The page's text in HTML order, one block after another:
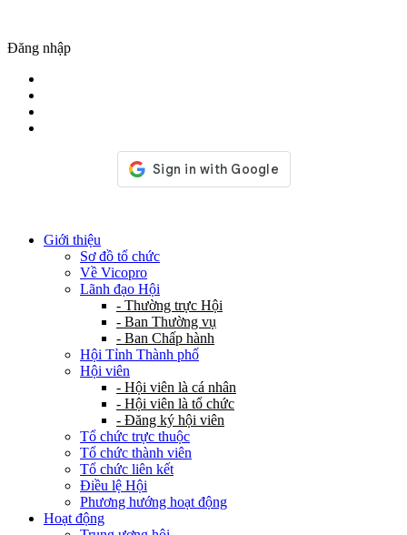
Đăng nhập
Giới thiệu
Sơ đồ tổ chức
Về Vicopro
Lãnh đạo Hội
- Thường trực Hội
- Ban Thường vụ
- Ban Chấp hành
Hội Tỉnh Thành phố
Hội viên
- Hội viên là cá nhân
- Hội viên là tổ chức
- Đăng ký hội viên
Tổ chức trực thuộc
Tổ chức thành viên
Tổ chức liên kết
Điều lệ Hội
Phương hướng hoạt động
Hoạt động